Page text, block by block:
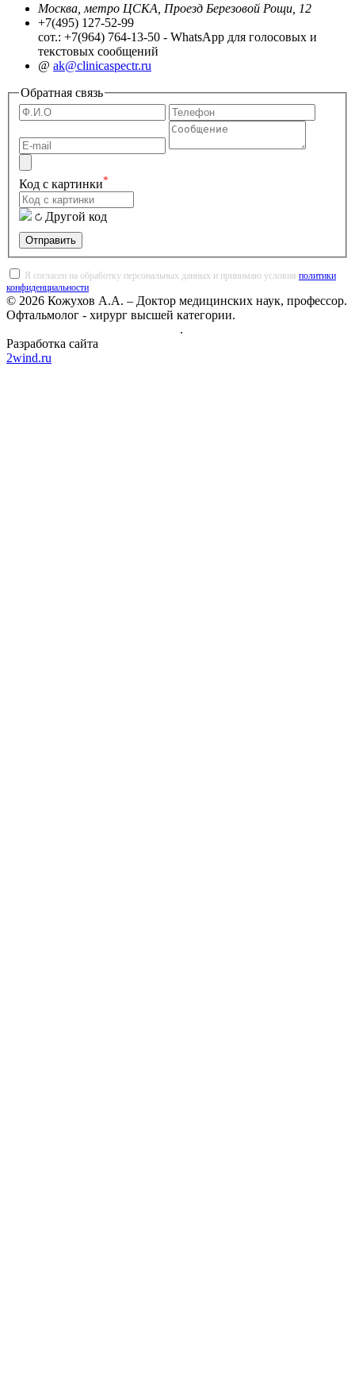
Москва, метро ЦСКА, Проезд Березовой Рощи, 12
+7(495) 127-52-99
сот.: +7(964) 764-13-50 - WhatsApp для голосовых и
текстовых сообщений
@ ak@clinicaspectr.ru
Обратная связь
Код с картинки*
Другой код
Отправить
Я согласен на обработку персональных данных и принимаю условия политики
конфиденциальности.
© 2026 Кожухов А.А. – Доктор медицинских наук, профессор.
Офтальмолог - хирург высшей категории.
.
Разработка сайта
2wind.ru